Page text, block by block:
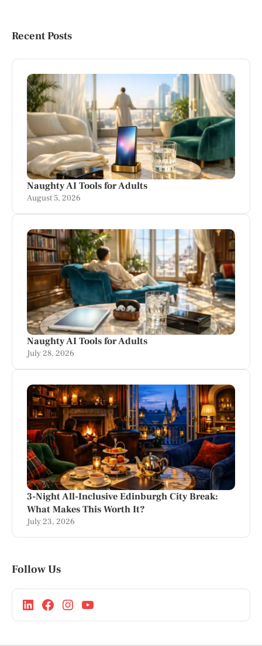
Recent Posts
Naughty AI Tools for Adults
August 5, 2026
Naughty AI Tools for Adults
July 28, 2026
3-Night All-Inclusive Edinburgh City Break:
What Makes This Worth It?
July 23, 2026
Follow Us